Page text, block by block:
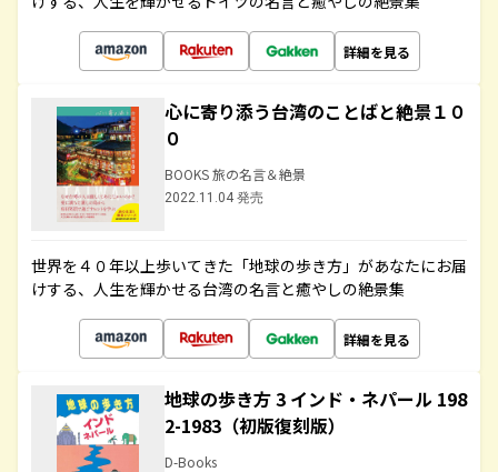
詳細を見る
心に寄り添う台湾のことばと絶景１０
０
BOOKS 旅の名言＆絶景
2022.11.04 発売
世界を４０年以上歩いてきた「地球の歩き方」があなたにお届
けする、人生を輝かせる台湾の名言と癒やしの絶景集
詳細を見る
地球の歩き方 3 インド・ネパール 198
2-1983（初版復刻版）
D-Books